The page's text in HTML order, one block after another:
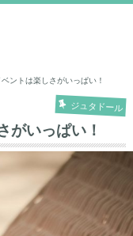
ントは楽しさがいっぱい！
ジュタドール
がいっぱい！